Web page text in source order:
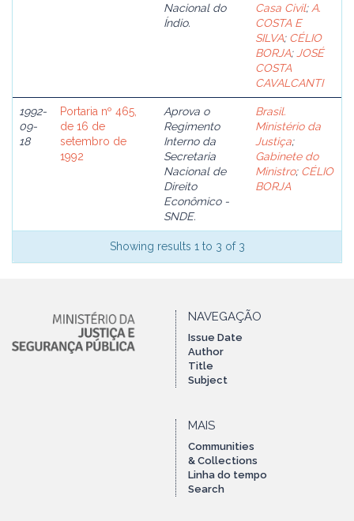
Nacional do
Índio.
Casa Civil; A.
COSTA E
SILVA; CÉLIO
BORJA; JOSÉ
COSTA
CAVALCANTI
1992-
09-
18
Portaria nº 465,
de 16 de
setembro de
1992
Aprova o
Regimento
Interno da
Secretaria
Nacional de
Direito
Econômico -
SNDE.
Brasil.
Ministério da
Justiça;
Gabinete do
Ministro; CÉLIO
BORJA
Showing results 1 to 3 of 3
NAVEGAÇÃO
Issue Date
Author
Title
Subject
MAIS
Communities
& Collections
Linha do tempo
Search